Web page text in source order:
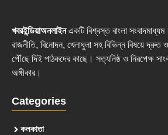
খবরইন্ডিয়াঅনলাইনএকটি বিশ্বস্ত বাংলা
রাজনীতি, বিনোদন, খেলাধুলা সহ বিভিন্ন বিষয়ে
পৌঁছে দিই পাঠকদের কাছে। সত্যনিষ্ঠ ও নিরপেক্ষ
অঙ্গীকার।
Categories
কলকাতা